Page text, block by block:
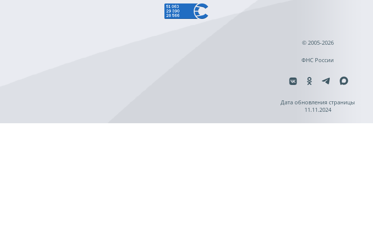
© 2005-2026
ФНС России
Дата обновления страницы
11.11.2024